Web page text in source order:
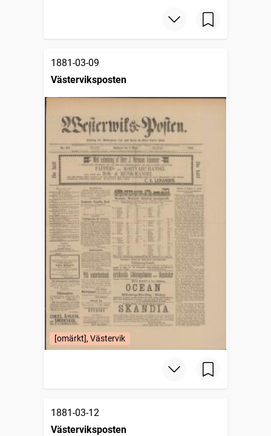
1881-03-09
Västerviksposten
[omärkt], Västervik
1881-03-12
Västerviksposten